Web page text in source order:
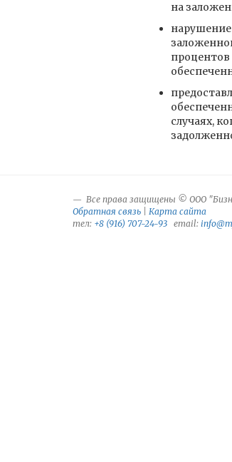
на
нарушение
процентов
случаях,
Все права защищены © ООО
Обратная связь
Карта сайта
тел: +8 (916) 707-24-93 email: